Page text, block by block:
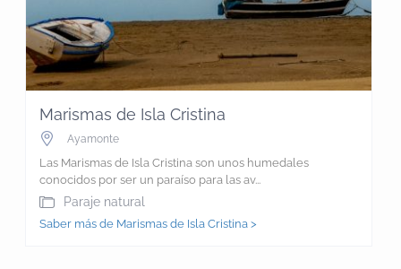
Marismas de Isla Cristina
Ayamonte
Las Marismas de Isla Cristina son unos humedales
conocidos por ser un paraíso para las av...
Paraje natural
Saber más de Marismas de Isla Cristina >